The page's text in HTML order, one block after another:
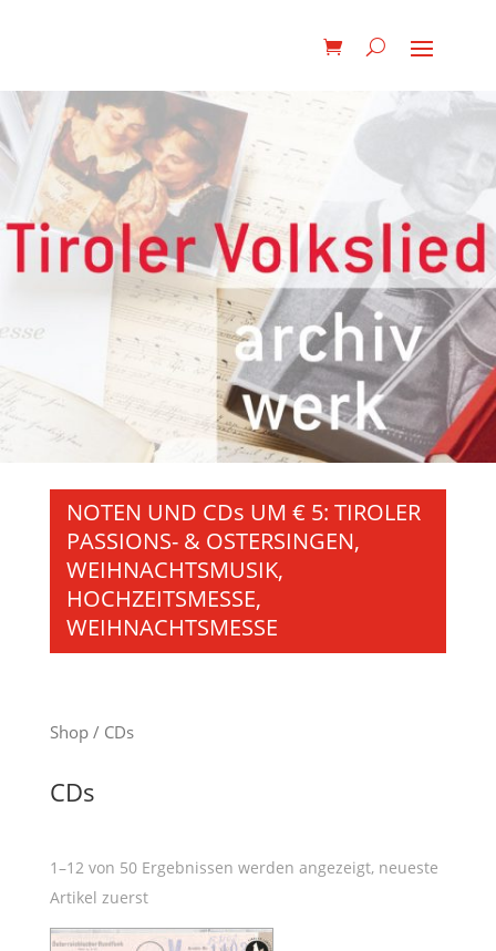
NOTEN UND CDs UM € 5: TIROLER
PASSIONS- & OSTERSINGEN,
WEIHNACHTSMUSIK,
HOCHZEITSMESSE,
WEIHNACHTSMESSE
Shop/ CDs
CDs
1–12 von 50 Ergebnissen werden angezeigt